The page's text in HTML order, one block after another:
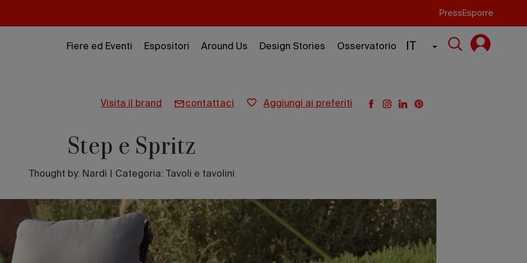
Press Esporre
Fiere ed Eventi Espositori Around Us Design Stories Osservatorio IT
visita il brand contattaci aggiungi ai preferiti
Step e Spritz
Thought by: Nardi Categoria: Tavoli e tavolini